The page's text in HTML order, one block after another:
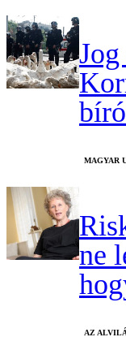
MAGYAR
ne
AZ